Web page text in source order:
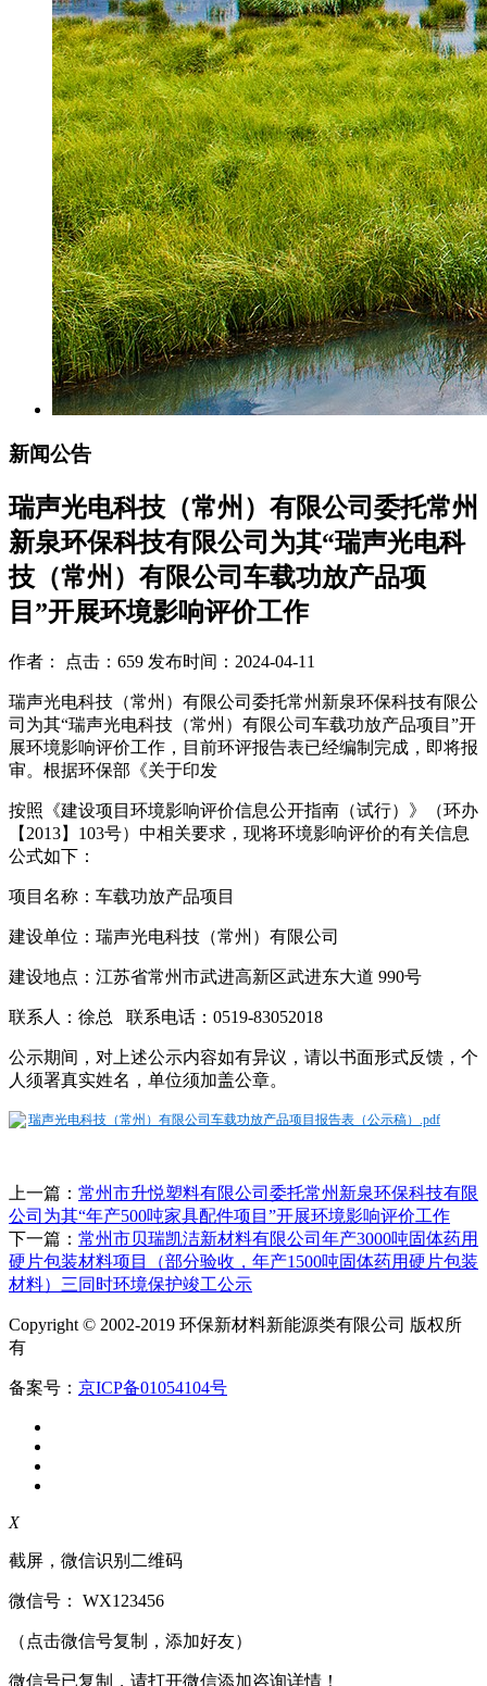
新闻公告
瑞声光电科技（常州）有限公司委托常州
新泉环保科技有限公司为其“瑞声光电科
技（常州）有限公司车载功放产品项
目”开展环境影响评价工作
作者： 点击：659 发布时间：2024-04-11
瑞声光电科技（常州）有限公司委托常州新泉环保科技有限公
司为其“瑞声光电科技（常州）有限公司车载功放产品项目”开
展环境影响评价工作，目前环评报告表已经编制完成，即将报
审。根据环保部《关于印发
按照《建设项目环境影响评价信息公开指南（试行）》（环办
【2013】103号）中相关要求，现将环境影响评价的有关信息
公式如下：
项目名称：车载功放产品项目
建设单位：瑞声光电科技（常州）有限公司
建设地点：江苏省常州市武进高新区武进东大道 990号
联系人：徐总 联系电话：0519-83052018
公示期间，对上述公示内容如有异议，请以书面形式反馈，个
人须署真实姓名，单位须加盖公章。
瑞声光电科技（常州）有限公司车载功放产品项目报告表（公示稿）.pdf
上一篇： 常州市升悦塑料有限公司委托常州新泉环保科技有限
公司为其“年产500吨家具配件项目”开展环境影响评价工作
下一篇： 常州市贝瑞凯洁新材料有限公司年产3000吨固体药用
硬片包装材料项目（部分验收，年产1500吨固体药用硬片包装
材料）三同时环境保护竣工公示
Copyright © 2002-2019 环保新材料新能源类有限公司 版权所
有
备案号： 京ICP备01054104号
X
截屏，微信识别二维码
微信号： WX123456
（点击微信号复制，添加好友）
微信号已复制，请打开微信添加咨询详情！